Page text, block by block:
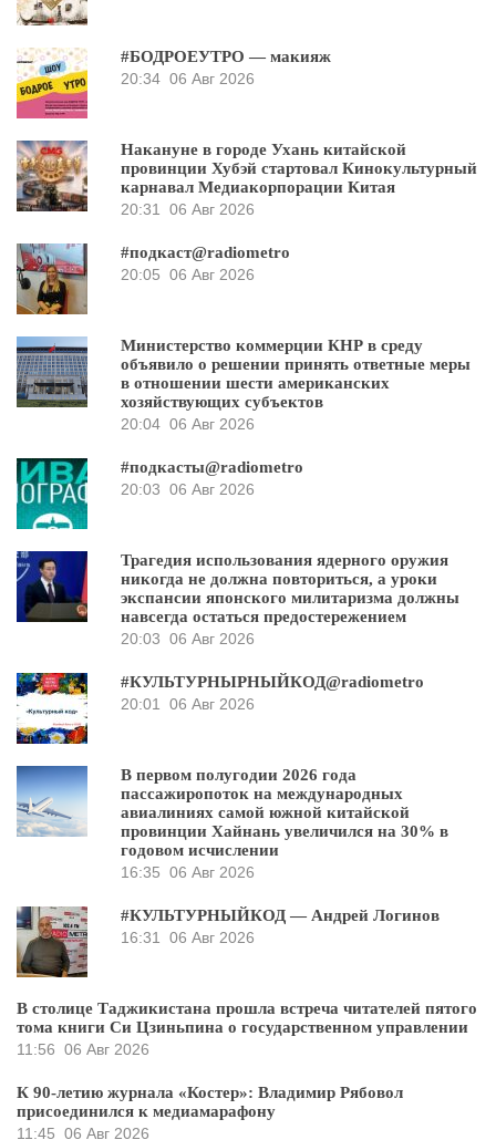
#БОДРОЕУТРО — макияж
20:34 06 Авг 2026
Накануне в городе Ухань китайской
провинции Хубэй стартовал Кинокультурный
карнавал Медиакорпорации Китая
20:31
06 Авг 2026
#подкаст@radiometro
20:05 06 Авг 2026
Министерство коммерции КНР в среду
объявило о решении принять ответные меры
в отношении шести американских
хозяйствующих субъектов
20:04 06 Авг 2026
#подкасты@radiometro
20:03 06 Авг 2026
Трагедия использования ядерного оружия
никогда не должна повториться, а уроки
экспансии японского милитаризма должны
навсегда остаться предостережением
20:03 06 Авг 2026
#КУЛЬТУРНЫРНЫЙКОД@radiometro
20:01
06 Авг 2026
В первом полугодии 2026 года
пассажиропоток на международных
авиалиниях самой южной китайской
провинции Хайнань увеличился на 30% в
годовом исчислении
16:35 06 Авг 2026
#КУЛЬТУРНЫЙКОД — Андрей Логинов
16:31
06 Авг 2026
В столице Таджикистана прошла встреча читателей пятого
тома книги Си Цзиньпина о государственном управлении
11:56 06 Авг 2026
К 90-летию журнала «Костер»: Владимир Рябовол
присоединился к медиамарафону
11:45 06 Авг 2026